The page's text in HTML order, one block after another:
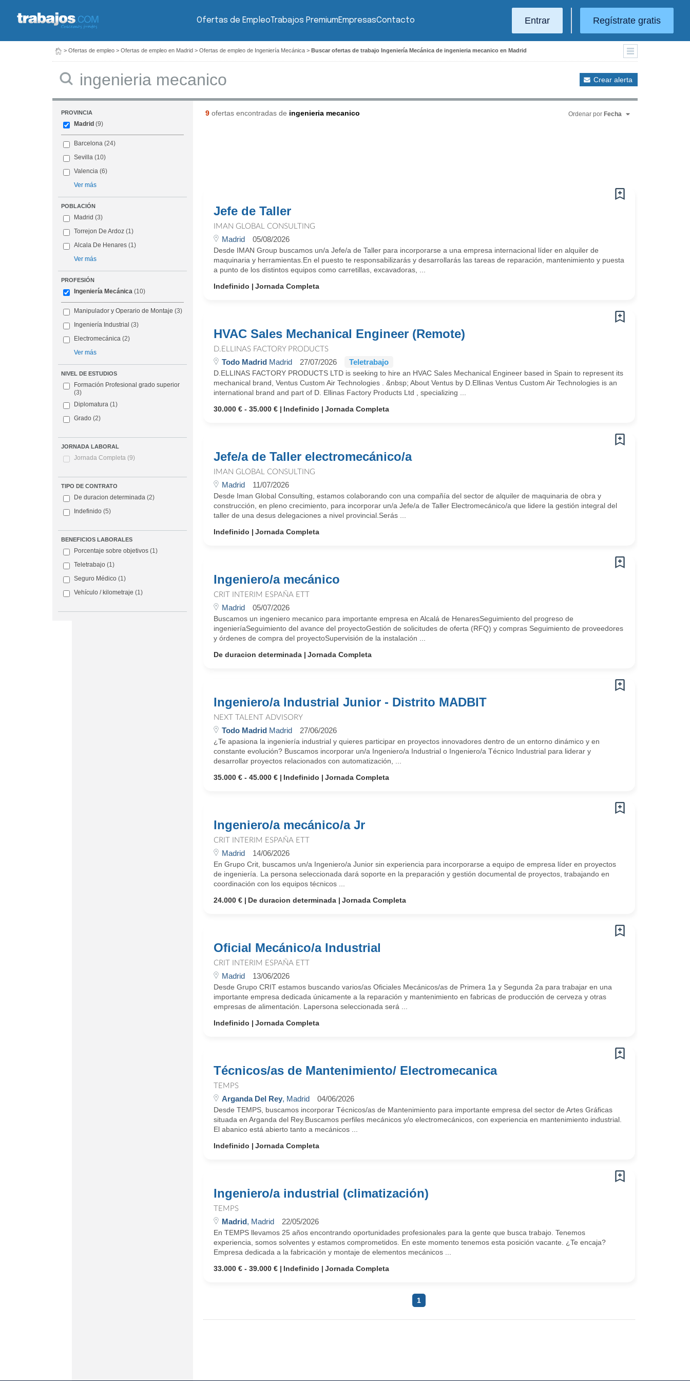
Ofertas de EmpleoTrabajos PremiumEmpresasContacto Entrar Regístrate gratis
> Ofertas de empleo > Ofertas de empleo en Madrid > Ofertas de empleo de Ingeniería Mecánica > Buscar ofertas de trabajo Ingeniería Mecánica de ingenieria mecanico en Madrid
Crear alerta
PROVINCIA
Madrid (9)
Barcelona (24)
Sevilla (10)
Valencia (6)
Ver más
POBLACIÓN
Madrid (3)
Torrejon De Ardoz (1)
Alcala De Henares (1)
Ver más
PROFESIÓN
Ingeniería Mecánica (10)
Manipulador y Operario de Montaje (3)
Ingeniería Industrial (3)
Electromecánica (2)
Ver más
NIVEL DE ESTUDIOS
Formación Profesional grado superior
(3)
Diplomatura (1)
Grado (2)
JORNADA LABORAL
Jornada Completa (9)
TIPO DE CONTRATO
De duracion determinada (2)
Indefinido (5)
BENEFICIOS LABORALES
Porcentaje sobre objetivos (1)
Teletrabajo (1)
Seguro Médico (1)
Vehículo / kilometraje (1)
9ofertas encontradas de ingenieria mecanico Ordenar por Fecha
Jefe de Taller
IMAN GLOBAL CONSULTING
Madrid 05/08/2026
Desde IMAN Group buscamos un/a Jefe/a de Taller para incorporarse a una empresa internacional líder en alquiler de
maquinaria y herramientas.En el puesto te responsabilizarás y desarrollarás las tareas de reparación, mantenimiento y puesta
a punto de los distintos equipos como carretillas, excavadoras, ...
Indefinido
Jornada Completa
HVAC Sales Mechanical Engineer (Remote)
D.ELLINAS FACTORY PRODUCTS
Todo MadridMadrid 27/07/2026 Teletrabajo
D.ELLINAS FACTORY PRODUCTS LTD is seeking to hire an HVAC Sales Mechanical Engineer based in Spain to represent its
mechanical brand, Ventus Custom Air Technologies . &nbsp; About Ventus by D.Ellinas Ventus Custom Air Technologies is an
international brand and part of D. Ellinas Factory Products Ltd , specializing ...
30.000 € - 35.000 €
Indefinido Jornada Completa
Jefe/a de Taller electromecánico/a
IMAN GLOBAL CONSULTING
Madrid 11/07/2026
Desde Iman Global Consulting, estamos colaborando con una compañía del sector de alquiler de maquinaria de obra y
construcción, en pleno crecimiento, para incorporar un/a Jefe/a de Taller Electromecánico/a que lidere la gestión integral del
taller de una desus delegaciones a nivel provincial.Serás ...
Indefinido
Jornada Completa
Ingeniero/a mecánico
CRIT INTERIM ESPAÑA ETT
Madrid 05/07/2026
Buscamos un ingeniero mecanico para importante empresa en Alcalá de HenaresSeguimiento del progreso de
ingenieríaSeguimiento del avance del proyectoGestión de solicitudes de oferta (RFQ) y compras Seguimiento de proveedores
y órdenes de compra del proyectoSupervisión de la instalación ...
De duracion determinada
Jornada Completa
Ingeniero/a Industrial Junior - Distrito MADBIT
NEXT TALENT ADVISORY
Todo MadridMadrid 27/06/2026
¿Te apasiona la ingeniería industrial y quieres participar en proyectos innovadores dentro de un entorno dinámico y en
constante evolución? Buscamos incorporar un/a Ingeniero/a Industrial o Ingeniero/a Técnico Industrial para liderar y
desarrollar proyectos relacionados con automatización, ...
35.000 € - 45.000 €
Indefinido Jornada Completa
Ingeniero/a mecánico/a Jr
CRIT INTERIM ESPAÑA ETT
Madrid 14/06/2026
En Grupo Crit, buscamos un/a Ingeniero/a Junior sin experiencia para incorporarse a equipo de empresa líder en proyectos
de ingeniería. La persona seleccionada dará soporte en la preparación y gestión documental de proyectos, trabajando en
coordinación con los equipos técnicos ...
24.000 €
De duracion determinada Jornada Completa
Oficial Mecánico/a Industrial
CRIT INTERIM ESPAÑA ETT
Madrid 13/06/2026
Desde Grupo CRIT estamos buscando varios/as Oficiales Mecánicos/as de Primera 1a y Segunda 2a para trabajar en una
importante empresa dedicada únicamente a la reparación y mantenimiento en fabricas de producción de cerveza y otras
empresas de alimentación. Lapersona seleccionada será ...
Indefinido
Jornada Completa
Técnicos/as de Mantenimiento/ Electromecanica
TEMPS
Arganda Del Rey, Madrid 04/06/2026
Desde TEMPS, buscamos incorporar Técnicos/as de Mantenimiento para importante empresa del sector de Artes Gráficas
situada en Arganda del Rey.Buscamos perfiles mecánicos y/o electromecánicos, con experiencia en mantenimiento industrial.
El abanico está abierto tanto a mecánicos ...
Indefinido
Jornada Completa
Ingeniero/a industrial (climatización)
TEMPS
Madrid, Madrid 22/05/2026
En TEMPS llevamos 25 años encontrando oportunidades profesionales para la gente que busca trabajo. Tenemos
experiencia, somos solventes y estamos comprometidos. En este momento tenemos esta posición vacante. ¿Te encaja?
Empresa dedicada a la fabricación y montaje de elementos mecánicos ...
33.000 € - 39.000 €
Indefinido Jornada Completa
1